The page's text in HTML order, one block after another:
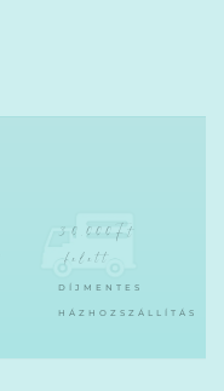
30.000Ft
felett
DÍJMENTES
HÁZHOZSZÁLLÍTÁS